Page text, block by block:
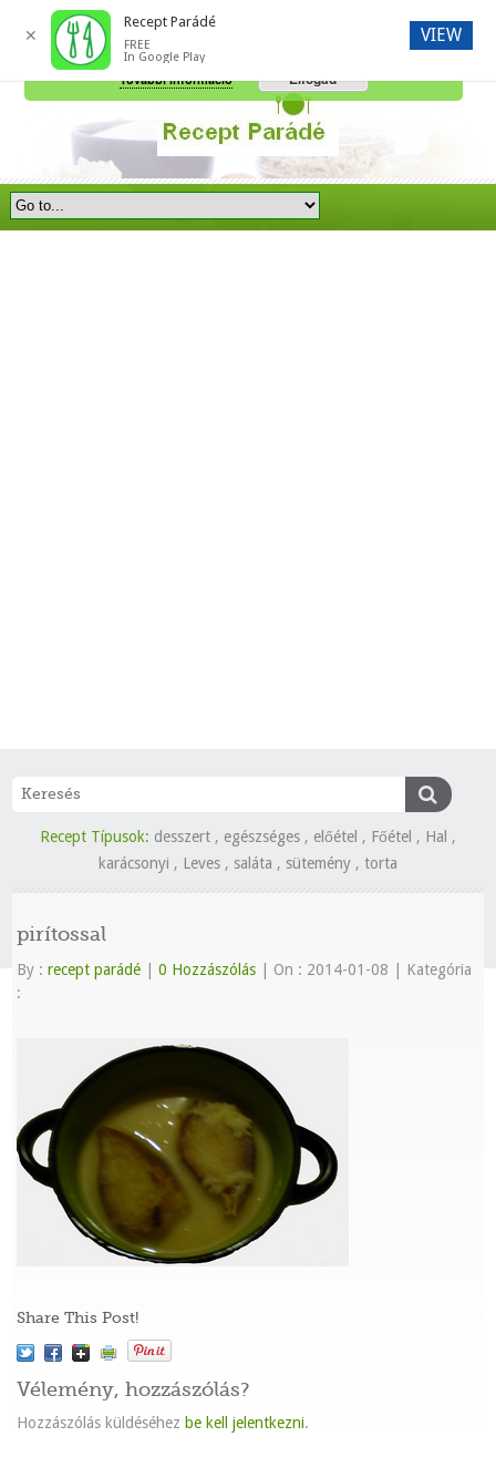
Recept Típusok: desszert , egészséges , előétel , Főétel , Hal ,
karácsonyi , Leves , saláta , sütemény , torta
pirítossal
By :recept parádé 0 Hozzászólás On : 2014-01-08
Kategória
:
Share This Post!
Vélemény, hozzászólás?
Hozzászólás küldéséhez be kell jelentkezni.
A honlap további használatához a sütik használatát el kell fogadni.
További információ
Elfogad
✕
Recept Parádé
FREE
In Google Play
VIEW